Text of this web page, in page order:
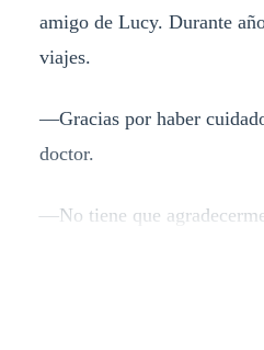
amigo de Lucy. Durante
viajes.
—Gracias por haber
doctor.
—No tiene que